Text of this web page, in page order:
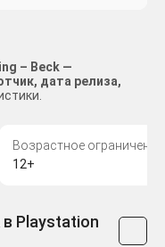
– Beck —
дата релиза,
Возрастное ограничение
12+
в Playstation